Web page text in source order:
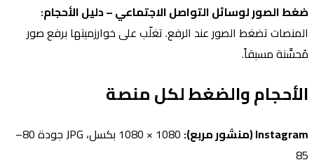
ضغط الصور لوسائل التواصل الاجتماعي – دليل الأحجام:
المنصات تضغط الصور عند الرفع. تغلّب على خوارزميتها برفع صور
مُحسَّنة مسبقاً.
الأحجام والضغط لكل منصة
Instagram (منشور مربع):
1080 × 1080 بكسل، JPG جودة 80–
85